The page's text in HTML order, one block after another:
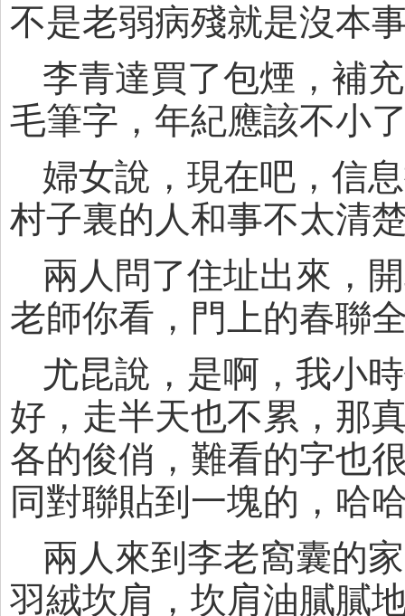
不是老弱病殘就是沒本
李青達買了包煙，補
毛筆字，年紀應該不小
婦女說，現在吧，信
村子裏的人和事不太清
兩人問了住址出來，
老師你看，門上的春聯
尤昆說，是啊，我小
好，走半天也不累，那
各的俊俏，難看的字也
同對聯貼到一塊的，
兩人來到李老窩囊的
羽絨坎肩，坎肩油膩膩